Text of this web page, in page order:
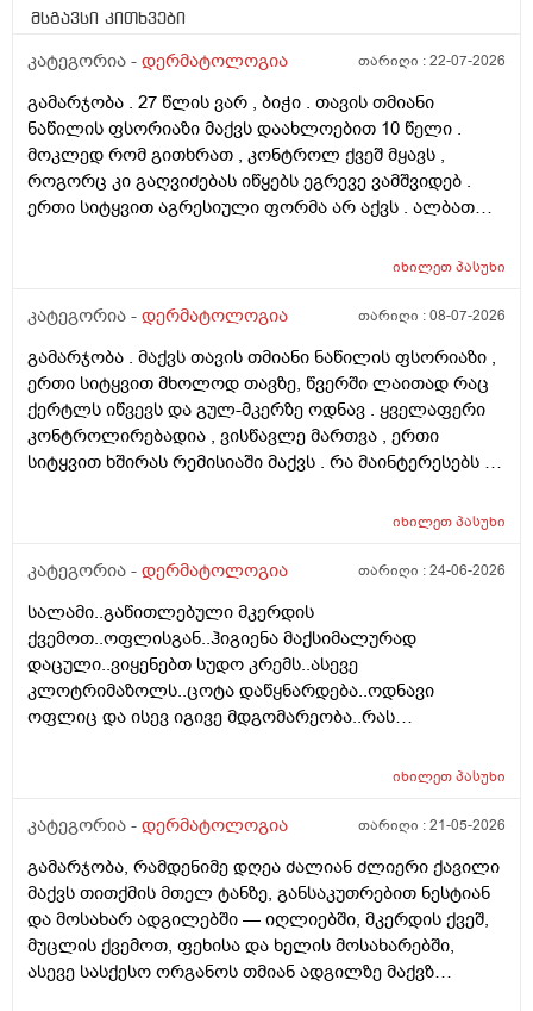
მსგავსი კითხვები
კატეგორია - დერმატოლოგია თარიღი :22-07-2026
გამარჯობა . 27 წლის ვარ , ბიჭი . თავის თმიანი
ნაწილის ფსორიაზი მაქვს დაახლოებით 10 წელი .
მოკლედ რომ გითხრათ , კონტროლ ქვეშ მყავს ,
როგორც კი გაღვიძებას იწყებს ეგრევე ვამშვიდებ .
ერთი სიტყვით აგრესიული ფორმა არ აქვს . ალბათ
ასაკი და გენეტიკა , ზუსტად ვერ გეტყვით მაგრამ
შუბლის ხაზიც გადაწეულია უკვე აშკარად . ჩემი
ჩამატება და გახშირება , თუ არის მიზანშეწონილი და
გამართლებილი სკალპის ფსორიაზის დროს ? არ
მინდა რომ ამ პროცედურებმა კიდევ უფრო
გამიღიანოს . თუ გააგრძელებს იმავე ფორმით
არსებობას თანახმა ვარ ერთი სიტყით . მოკლედ
ფსორიაზის დროს და არის თუ არა პრაქტიკაში ვინც
გაღიზიანებულა კიდე უფრო . მადლონა წინასწარ !
იხილეთპასუხი
კატეგორია - დერმატოლოგია თარიღი :08-07-2026
გამარჯობა . მაქვს თავის თმიანი ნაწილის ფსორიაზი ,
ერთი სიტყვით მხოლოდ თავზე, წვერში ლაითად რაც
ქერტლს იწვევს და გულ-მკერზე ოდნავ . ყველაფერი
კონტროლირებადია , ვისწავლე მართვა , ერთი
სიტყვით ხშირას რემისიაში მაქვს . რა მაინტერესებს -
კისერი , ყელი , მუცელი , საჯდომი , ხელი , ფეხი და ა.შ
და ყელზე და დაახლოებით 2 წელია გავწყვიტე ,
ვარ . ვიღაცამ მითხრა შესაძლოა ეპილაციამ
გააღიაზიანოს და მანდაც გამოვიდესო , შიშმა ამიტანა
. სხვადასხვა ვერსია მესმის , ზოგი ამბობს არანაირი
ახალი კერების გაჩენა , ზოგიც კი პირიქით . იქნებ
თქვენ მითხრათ ღირს გაგრძელება ? რისკი
იხილეთპასუხი
კატეგორია - დერმატოლოგია თარიღი :24-06-2026
სალამი..გაწითლებული მკერდის
ქვემოთ..ოფლისგან..ჰიგიენა მაქსიმალურად
დაცული..ვიყენებთ სუდო კრემს..ასევე
კლოტრიმაზოლს..ცოტა დაწყნარდება..ოდნავი
ოფლიც და ისევ იგივე მდგომარეობა..რას
იხილეთპასუხი
კატეგორია - დერმატოლოგია თარიღი :21-05-2026
გამარჯობა, რამდენიმე დღეა ძალიან ძლიერი ქავილი
მაქვს თითქმის მთელ ტანზე, განსაკუთრებით ნესტიან
და მოსახარ ადგილებში — იღლიებში, მკერდის ქვეშ,
მუცლის ქვემოთ, ფეხისა და ხელის მოსახარებში,
ასევე სასქესო ორგანოს თმიან ადგილზე მაქვზ